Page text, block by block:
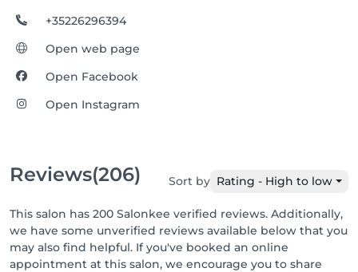
+35226296394
Open web page
Open Facebook
Open Instagram
Reviews(206) Sort by Rating - High to low
This salon has 200 Salonkee verified reviews. Additionally,
we have some unverified reviews available below that you
may also find helpful. If you've booked an online
appointment at this salon, we encourage you to share